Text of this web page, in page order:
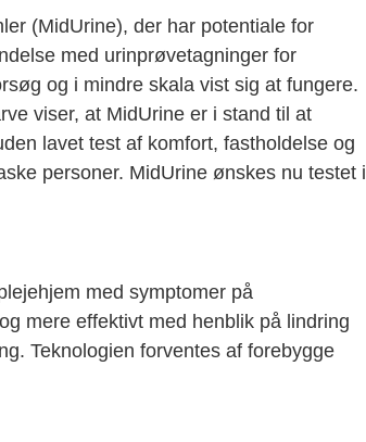
(MidUrine), der har potentiale for
med urinprøvetagninger for
og i mindre skala vist sig at fungere.
viser, at MidUrine er i stand til at
lavet test af komfort, fastholdelse og
personer. MidUrine ønskes nu testet i
med symptomer på
mere effektivt med henblik på lindring
Teknologien forventes af forebygge